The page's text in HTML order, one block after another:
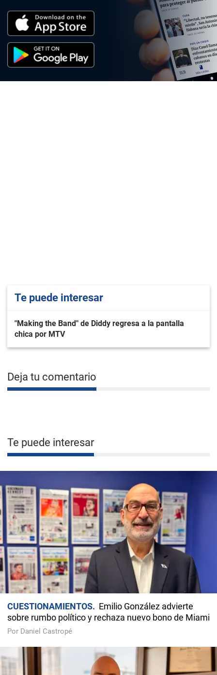
Te puede interesar
"Making the Band" de Diddy regresa a la pantalla
chica por MTV
Deja tu comentario
Te puede interesar
CUESTIONAMIENTOS
Emilio González advierte
sobre rumbo político y rechaza nuevo bono de Miami
Por Daniel Castropé